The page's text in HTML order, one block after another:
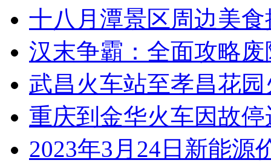
十八月潭景区周边美食
汉末争霸：全面攻略
武昌火车站至孝昌花
重庆到金华火车因故
2023年3月24日新能源